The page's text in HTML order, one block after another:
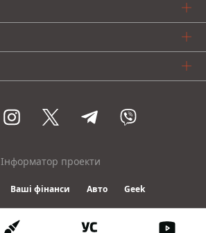
Інформатор проекти
Ваші фінанси Авто Geek
© 2016-2026 Informator